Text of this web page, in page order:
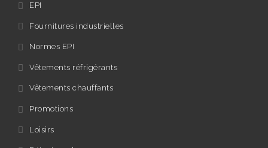
EPI
Fournitures industrielles
Normes EPI
Vêtements réfrigérants
Vêtements chauffants
Promotions
Loisirs